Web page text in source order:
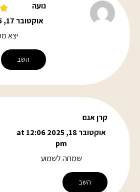
נועה
אוקטובר 17, 2025 בשעה 15:34
יצא
השב
קרן אגם
אוקטובר 18, 2025 at 12:06
pm
שמחה לשמוע
השב